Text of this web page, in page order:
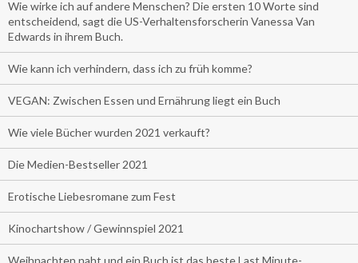
Wie wirke ich auf andere Menschen? Die ersten 10 Worte sind
entscheidend, sagt die US-Verhaltensforscherin Vanessa Van
Edwards in ihrem Buch.
Wie kann ich verhindern, dass ich zu früh komme?
VEGAN: Zwischen Essen und Ernährung liegt ein Buch
Wie viele Bücher wurden 2021 verkauft?
Die Medien-Bestseller 2021
Erotische Liebesromane zum Fest
Kinochartshow / Gewinnspiel 2021
Weihnachten naht und ein Buch ist das beste Last Minute-